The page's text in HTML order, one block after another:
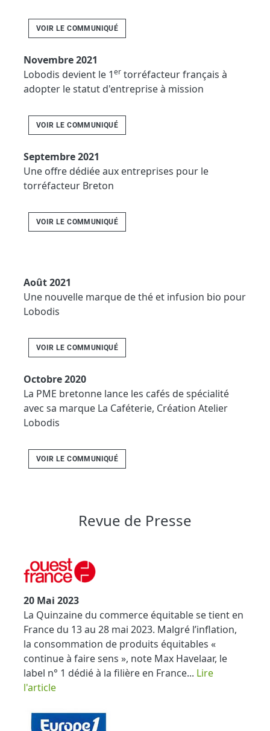
VOIR LE COMMUNIQUÉ
Novembre 2021
Lobodis devient le 1er torréfacteur français à
adopter le statut d'entreprise à mission
VOIR LE COMMUNIQUÉ
Septembre 2021
Une offre dédiée aux entreprises pour le
torréfacteur Breton
VOIR LE COMMUNIQUÉ
Août 2021
Une nouvelle marque de thé et infusion bio pour
Lobodis
VOIR LE COMMUNIQUÉ
Octobre 2020
La PME bretonne lance les cafés de spécialité
avec sa marque La Caféterie, Création Atelier
Lobodis
VOIR LE COMMUNIQUÉ
Revue de Presse
20 Mai 2023
La Quinzaine du commerce équitable se tient en
France du 13 au 28 mai 2023. Malgré l’inflation,
la consommation de produits équitables «
continue à faire sens », note Max Havelaar, le
label n° 1 dédié à la filière en France... Lire
l'article